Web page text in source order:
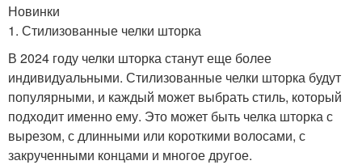
Новинки
1. Стилизованные челки шторка
В 2024 году челки шторка станут еще более
индивидуальными. Стилизованные челки шторка будут
популярными, и каждый может выбрать стиль, который
подходит именно ему. Это может быть челка шторка с
вырезом, с длинными или короткими волосами, с
закрученными концами и многое другое.